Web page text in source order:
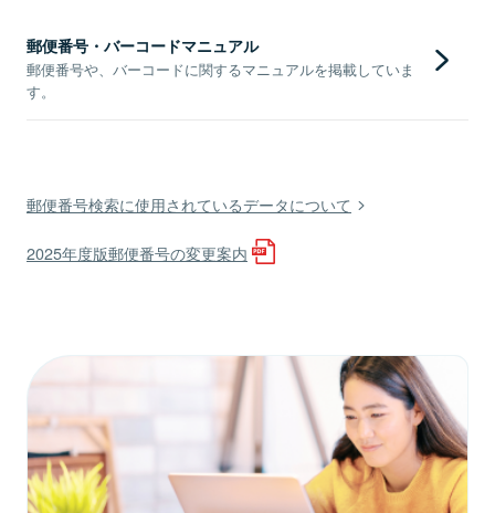
郵便番号・バーコードマニュアル
郵便番号や、バーコードに関するマニュアルを掲載していま
す。
郵便番号検索に使用されているデータについて
2025年度版郵便番号の変更案内